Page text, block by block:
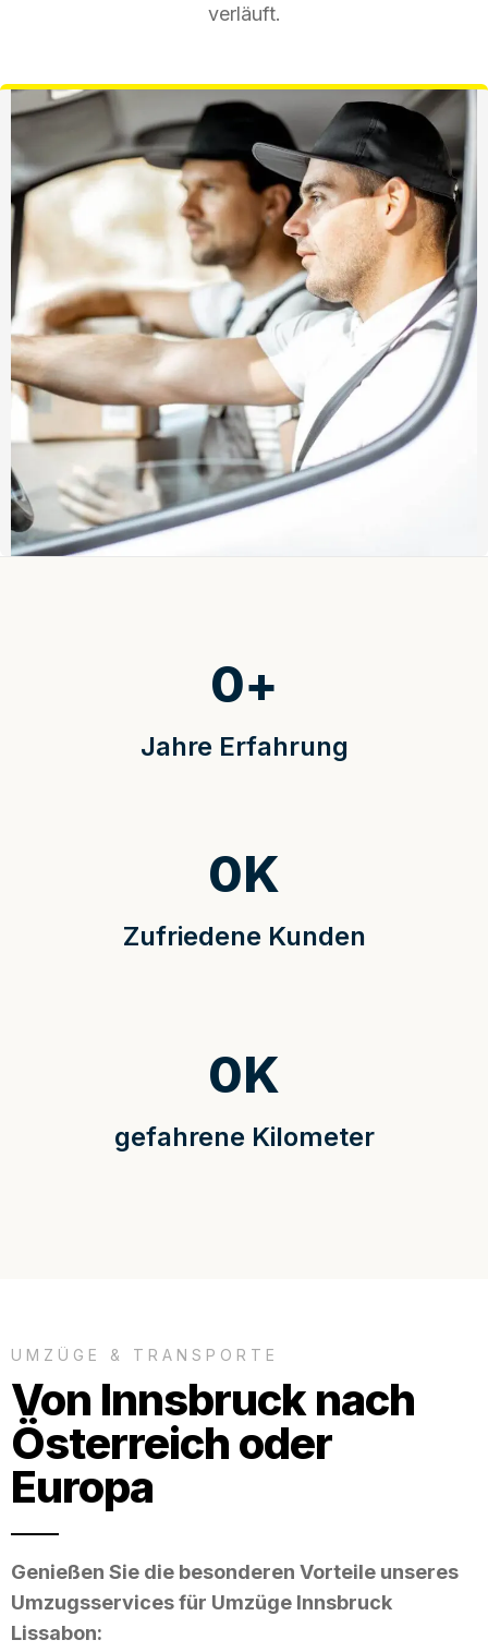
verläuft.
Jahre Erfahrung
0+
Zufriedene Kunden
0K
gefahrene Kilometer
0K
UMZÜGE & TRANSPORTE
Von Innsbruck nach
Österreich oder
Europa
Genießen Sie die besonderen Vorteile unseres
Umzugsservices für Umzüge Innsbruck
Lissabon: